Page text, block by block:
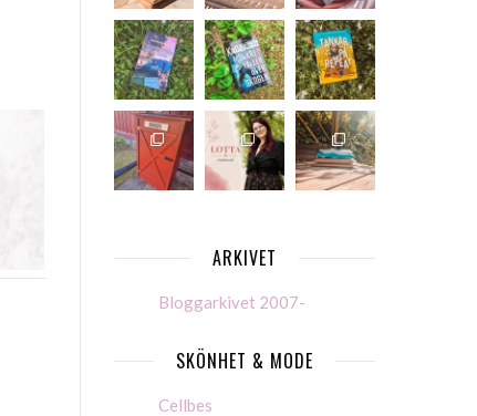
ARKIVET
Bloggarkivet 2007-
SKÖNHET & MODE
Cellbes